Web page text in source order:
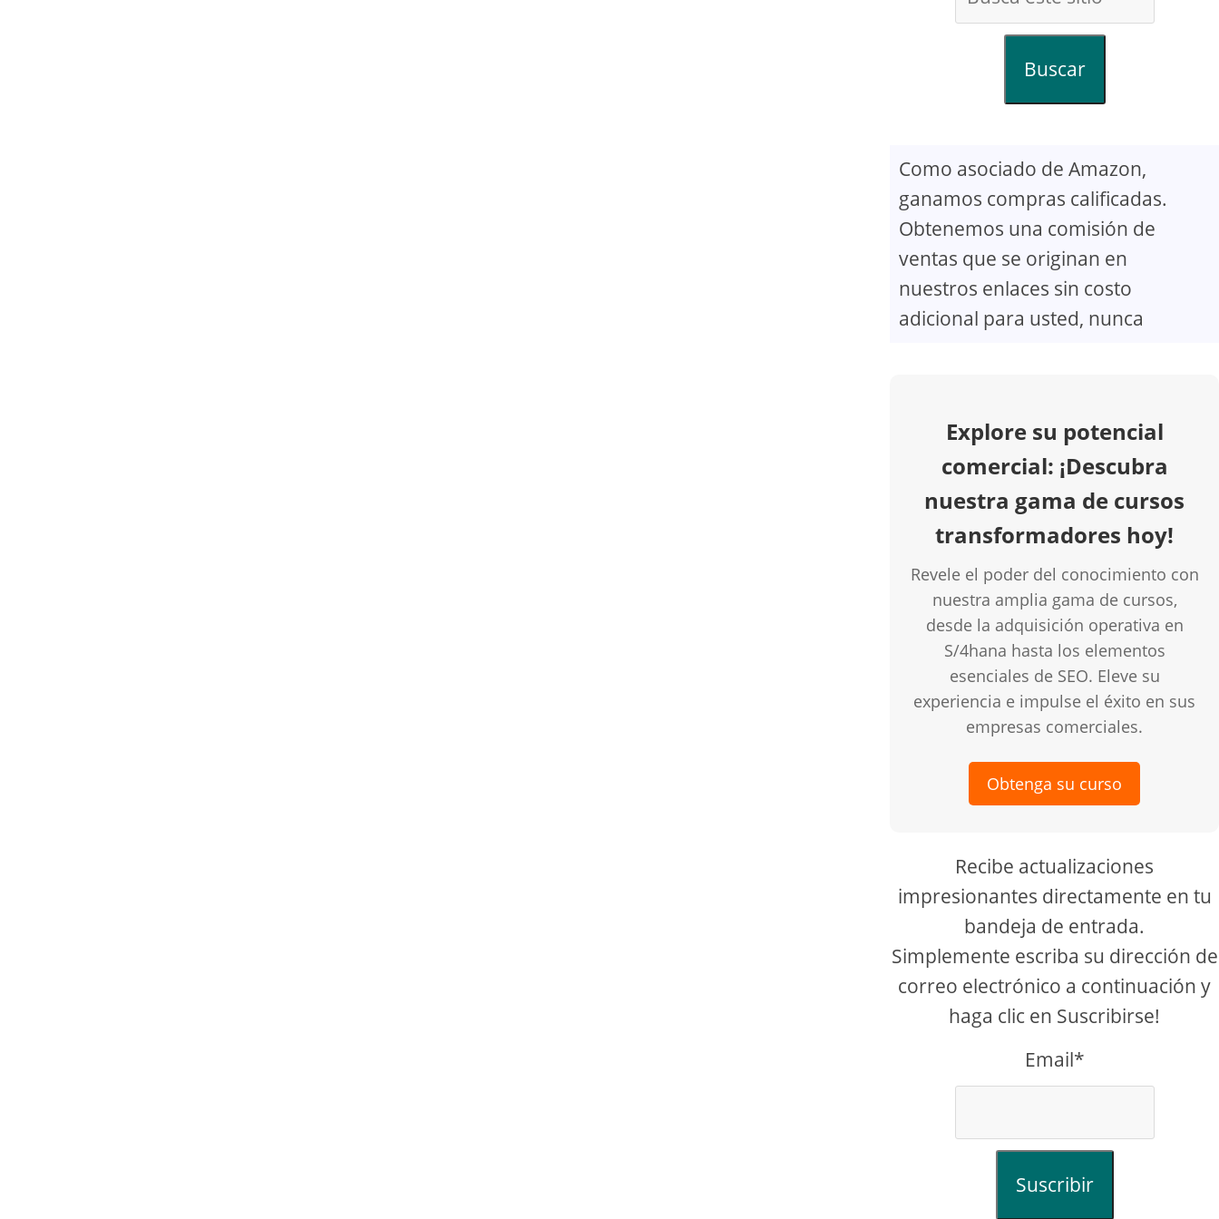
Buscar
Como asociado de Amazon,
ganamos compras calificadas.
Obtenemos una comisión de
ventas que se originan en
nuestros enlaces sin costo
adicional para usted, nunca
Explore su potencial
comercial: ¡Descubra
nuestra gama de cursos
transformadores hoy!
Revele el poder del conocimiento con
nuestra amplia gama de cursos,
desde la adquisición operativa en
S/4hana hasta los elementos
esenciales de SEO. Eleve su
experiencia e impulse el éxito en sus
empresas comerciales.
Obtenga su curso
Recibe actualizaciones
impresionantes directamente en tu
bandeja de entrada.
Simplemente escriba su dirección de
correo electrónico a continuación y
haga clic en Suscribirse!
Email*
Suscribir